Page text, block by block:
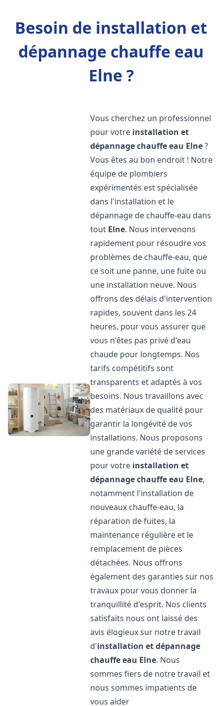
Besoin de installation et
dépannage chauffe eau
Elne ?
Vous cherchez un professionnel
pour votre installation et
dépannage chauffe eau Elne?
Vous êtes au bon endroit ! Notre
équipe de plombiers
expérimentés est spécialisée
dans l'installation et le
dépannage de chauffe-eau dans
tout Elne. Nous intervenons
rapidement pour résoudre vos
problèmes de chauffe-eau, que
ce soit une panne, une fuite ou
une installation neuve. Nous
offrons des délais d'intervention
rapides, souvent dans les 24
heures, pour vous assurer que
vous n'êtes pas privé d'eau
chaude pour longtemps. Nos
tarifs compétitifs sont
transparents et adaptés à vos
besoins. Nous travaillons avec
des matériaux de qualité pour
garantir la longévité de vos
installations. Nous proposons
une grande variété de services
pour votre installation et
dépannage chauffe eau Elne,
notamment l'installation de
nouveaux chauffe-eau, la
réparation de fuites, la
maintenance régulière et le
remplacement de pièces
détachées. Nous offrons
également des garanties sur nos
travaux pour vous donner la
tranquillité d'esprit. Nos clients
satisfaits nous ont laissé des
avis élogieux sur notre travail
d'installation et dépannage
chauffe eau Elne. Nous
sommes fiers de notre travail et
nous sommes impatients de
vous aider